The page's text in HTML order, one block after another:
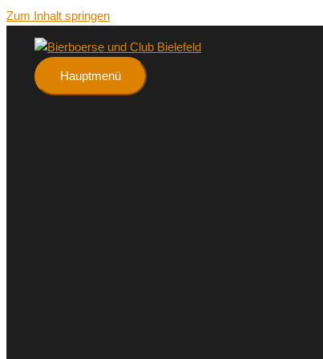
Zum Inhalt springen
Hauptmenü